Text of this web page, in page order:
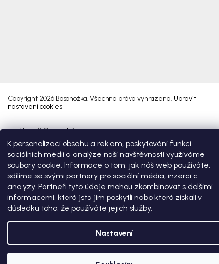
K personalizaci obsahu a reklam, poskytování funkcí
sociálních médií a analýze naší návštěvnosti využíváme
soubory cookie. Informace o tom, jak náš web používáte,
sdílíme se svými partnery pro sociální média, inzerci a
analýzy. Partneři tyto údaje mohou zkombinovat s dalšími
informacemi, které jste jim poskytli nebo které získali v
důsledku toho, že používáte jejich služby.
Nastavení
Vytvořil Shoptet Premium
Copyright 2026 Bosonožka. Všechna práva vyhrazena. Upravit
nastavení cookies